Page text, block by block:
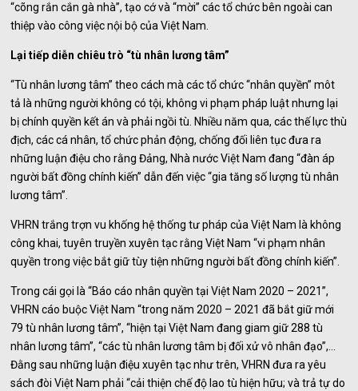
“cõng rắn cắn gà nhà”, tạo cớ và “mời” các tổ chức bên ngoài can
thiệp vào công việc nội bộ của Việt Nam.
Lại tiếp diễn chiêu trò “tù nhân lương tâm”
“Tù nhân lương tâm” theo cách mà các tổ chức “nhân quyền” môt
tả là những người không có tội, không vi phạm pháp luật nhưng lại
bị chính quyền kết án và phải ngồi tù. Nhiều năm qua, các thế lực thù
địch, các cá nhân, tổ chức phản động, chống đối liên tục đưa ra
những luận điệu cho rằng Đảng, Nhà nước Việt Nam đang “đàn áp
người bất đồng chính kiến” dẫn đến việc “gia tăng số lượng tù nhân
lương tâm”.
VHRN trắng trợn vu khống hệ thống tư pháp của Việt Nam là không
công khai, tuyên truyền xuyên tạc rằng Việt Nam “vi phạm nhân
quyền trong việc bắt giữ tùy tiện những người bất đồng chính kiến”.
Trong cái gọi là “Báo cáo nhân quyền tại Việt Nam 2020 – 2021”,
VHRN cáo buộc Việt Nam “trong năm 2020 – 2021 đã bắt giữ mới
79 tù nhân lương tâm”, “hiện tại Việt Nam đang giam giữ 288 tù
nhân lương tâm”, “các tù nhân lương tâm bị đối xử vô nhân đạo”,…
Đằng sau những luận điệu xuyên tạc như trên, VHRN đưa ra yêu
sách đòi Việt Nam phải “cải thiện chế độ lao tù hiện hữu; và trả tự do